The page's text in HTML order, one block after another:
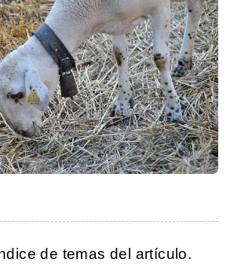
de temas del artículo.